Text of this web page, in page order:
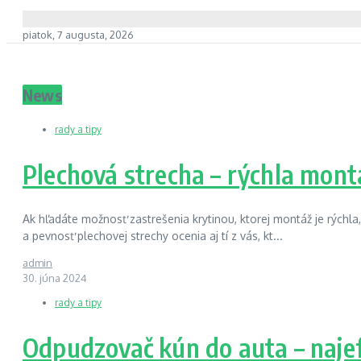
piatok, 7 augusta, 2026
News
rady a tipy
Plechová strecha – rýchla
Ak hľadáte možnosť zastrešenia krytinou, ktorej montáž je
a pevnosť plechovej strechy ocenia aj tí z vás, kt...
admin
30. júna 2024
rady a tipy
Odpudzovač kún do auta –